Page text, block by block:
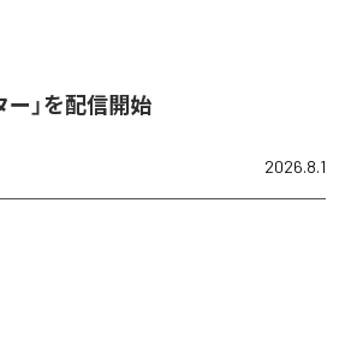
ー」を配信開始
2026.8.1